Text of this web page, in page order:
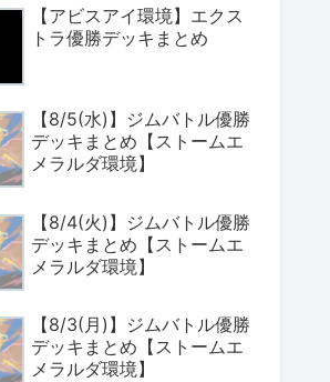
【アビスアイ環境】エクス
トラ優勝デッキまとめ
【8/5(水)】ジムバトル優勝
デッキまとめ【ストームエ
メラルダ環境】
【8/4(火)】ジムバトル優勝
デッキまとめ【ストームエ
メラルダ環境】
【8/3(月)】ジムバトル優勝
デッキまとめ【ストームエ
メラルダ環境】